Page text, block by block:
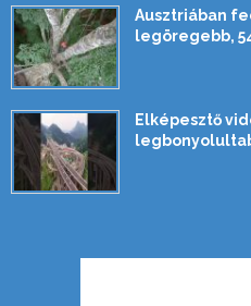
Ausztriában
legöregebb,
Elképesztő